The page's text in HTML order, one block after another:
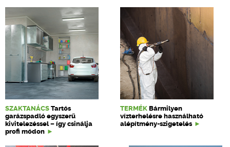
SZAKTANÁCS Tartós
garázspadló egyszerű
kivitelezéssel – így csinálja
profi módon
TERMÉK Bármilyen
vízterhelésre használható
alépítmény-szigetelés